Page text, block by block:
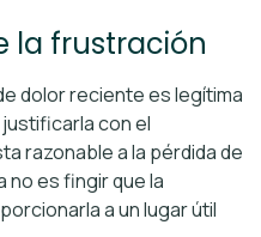
la frustración
dolor reciente es legítima
con el
razonable a la pérdida de
no es fingir que la
a un lugar útil